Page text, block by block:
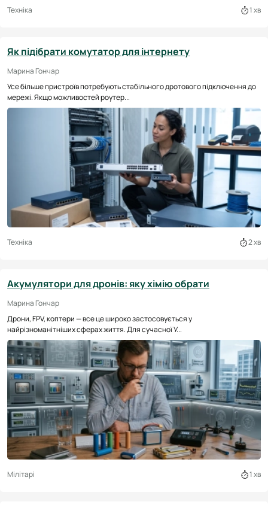
Техніка 1 хв
Як підібрати комутатор для інтернету
Марина Гончар
Усе більше пристроїв потребують стабільного дротового підключення до
мережі. Якщо можливостей роутер...
Техніка 2 хв
Акумулятори для дронів: яку хімію обрати
Марина Гончар
Дрони, FPV, коптери — все це широко застосовується у
найрізноманітніших сферах життя. Для сучасної У...
Мілітарі 1 хв